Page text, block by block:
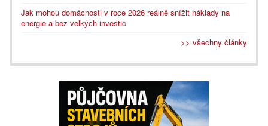
Jak mohou domácnosti v roce 2026 reálně snížit náklady na
energie a bez velkých investic
>> všechny články